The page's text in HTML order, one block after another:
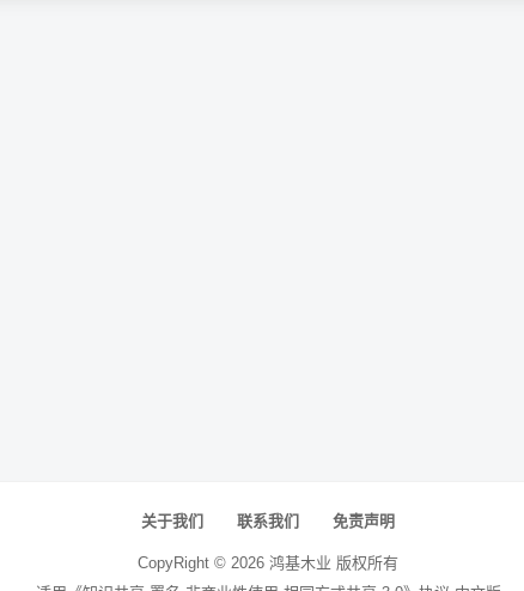
关于我们 联系我们 免责声明
CopyRight © 2026 鸿基木业 版权所有